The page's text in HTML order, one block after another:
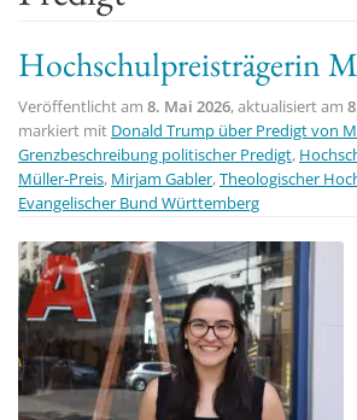
Hochschulpreisträgerin
Veröffentlicht am 8. Mai 2026, aktualisiert am
markiert mit Donald Trump über Predigt von
Grenzbeschreibung politischer Predigt,
Müller-Preis, Mirjam Gabler,Theologischer
Evangelischer Bund Württemberg